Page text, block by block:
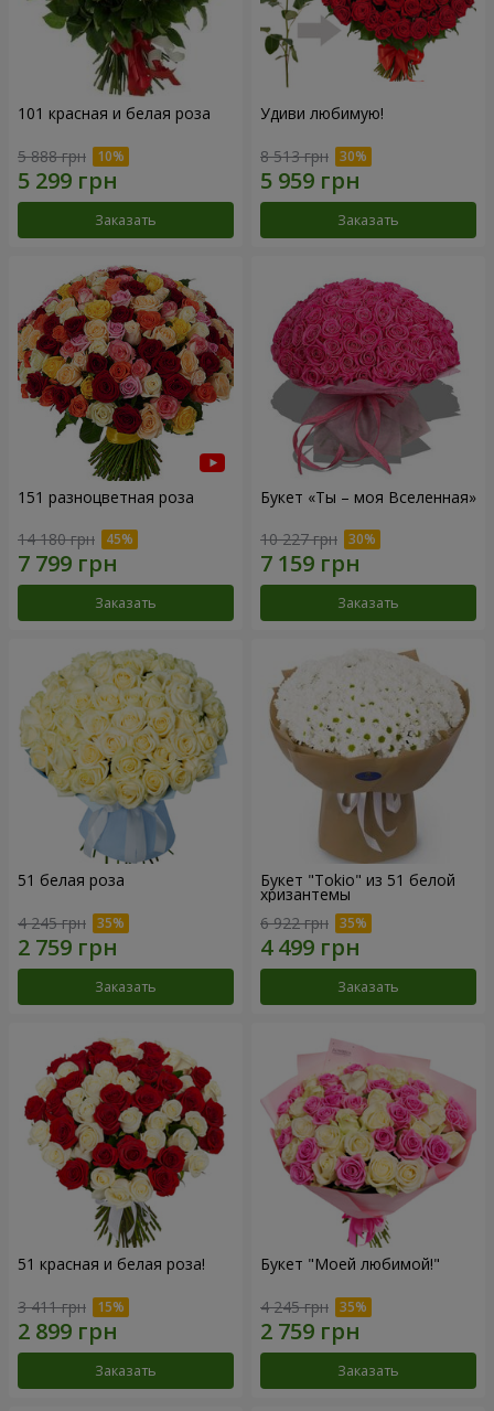
101 красная и белая роза
5 888 грн
Заказать
Удиви любимую!
8 513 грн
Заказать
151 разноцветная роза
14 180 грн
Заказать
Букет «Ты – моя Вселенная»
10 227 грн
Заказать
51 белая роза
4 245 грн
Заказать
Букет "Tokio" из 51 белой
хризантемы
6 922 грн
Заказать
51 красная и белая роза!
3 411 грн
Заказать
Букет "Моей любимой!"
4 245 грн
Заказать